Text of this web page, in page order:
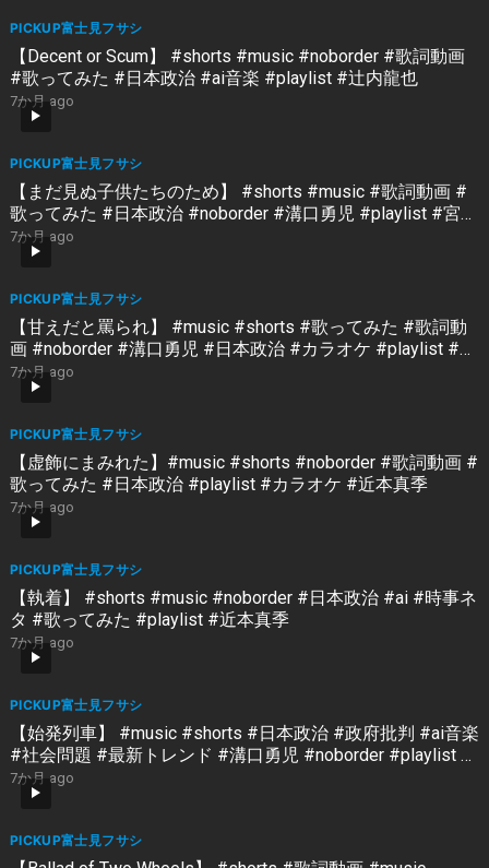
PICKUP富士見フサシ
【Decent or Scum】 #shorts #music #noborder #歌詞動画
#歌ってみた #日本政治 #ai音楽 #playlist #辻内龍也
7か月 ago
PICKUP富士見フサシ
【まだ見ぬ子供たちのため】 #shorts #music #歌詞動画 #
歌ってみた #日本政治 #noborder #溝口勇児 #playlist #宮田
真尋
7か月 ago
PICKUP富士見フサシ
【甘えだと罵られ】 #music #shorts #歌ってみた #歌詞動
画 #noborder #溝口勇児 #日本政治 #カラオケ #playlist #宮
田真尋
7か月 ago
PICKUP富士見フサシ
【虚飾にまみれた】#music #shorts #noborder #歌詞動画 #
歌ってみた #日本政治 #playlist #カラオケ #近本真季
7か月 ago
PICKUP富士見フサシ
【執着】 #shorts #music #noborder #日本政治 #ai #時事ネ
タ #歌ってみた #playlist #近本真季
7か月 ago
PICKUP富士見フサシ
【始発列車】 #music #shorts #日本政治 #政府批判 #ai音楽
#社会問題 #最新トレンド #溝口勇児 #noborder #playlist #
藤原幾世史
7か月 ago
PICKUP富士見フサシ